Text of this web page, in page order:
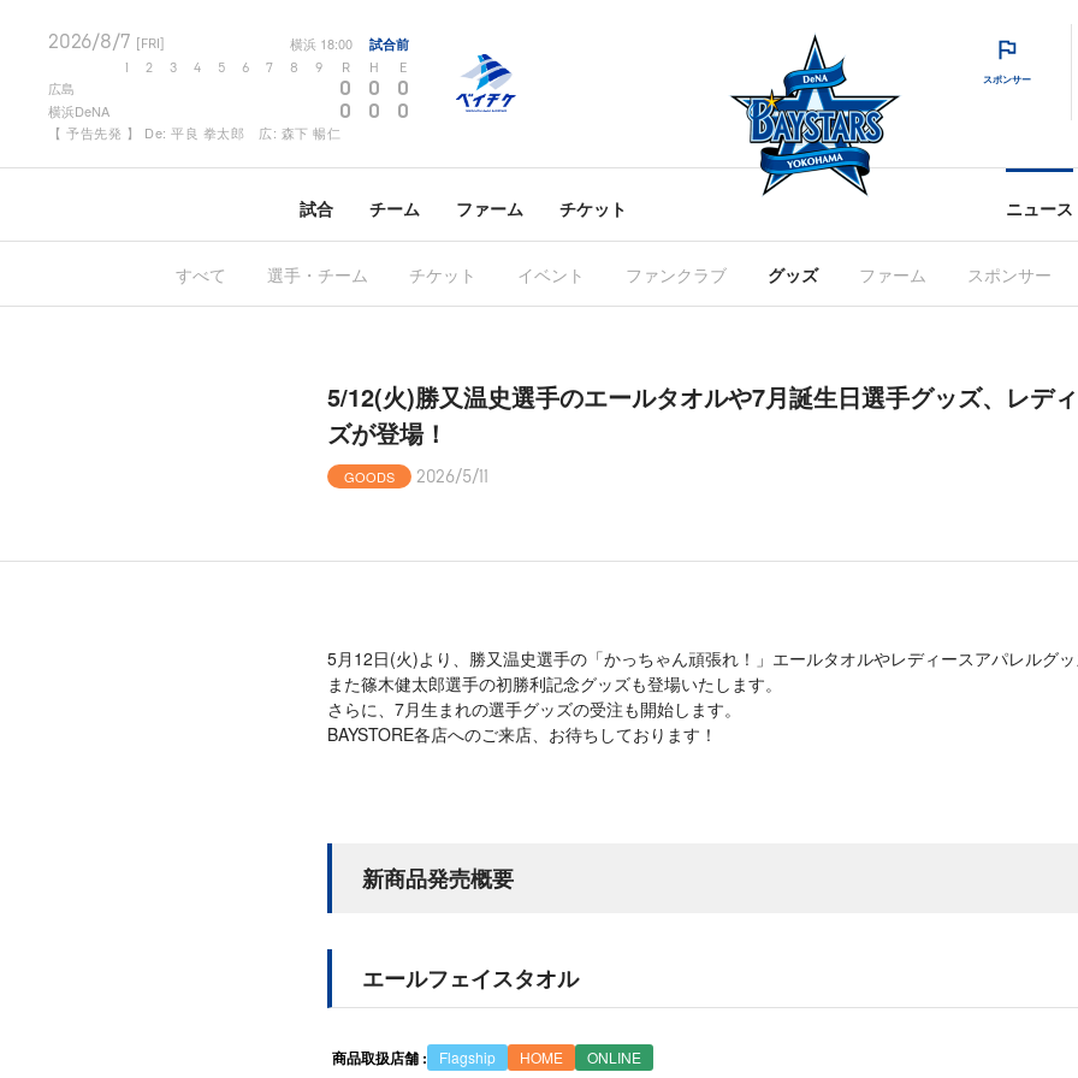
2026/8/7 [FRI] 横浜 18:00 試合前
2 3 4 5 6 7 8 9 R H E
広島 0 0 0
横浜DeNA 0 0 0
【 予告先発 】 De: 平良 拳太郎 広: 森下 暢仁
スポンサー
試合 チーム ファーム チケット ニュース
すべて 選手・チーム チケット イベント ファンクラブ グッズ ファーム スポンサー
5/12(火)勝又温史選手のエールタオルや7月誕生日選手グッズ、レデ
ズが登場！
GOODS 2026/5/11
5月12日(火)より、勝又温史選手の「かっちゃん頑張れ！」エールタオルやレディースアパレルグッ
また篠木健太郎選手の初勝利記念グッズも登場いたします。
さらに、7月生まれの選手グッズの受注も開始します。
BAYSTORE各店へのご来店、お待ちしております！
新商品発売概要
エールフェイスタオル
商品取扱店舗 : Flagship HOME ONLINE